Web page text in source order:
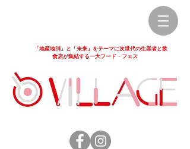
「地産地消」と「未来」をテーマに次世代の生産者と飲
食店が集結する一大フード・フェス